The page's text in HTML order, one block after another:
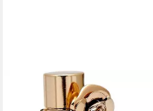
JEAN PAUL GAULTIER
Eau de Parfum LA BELLE,